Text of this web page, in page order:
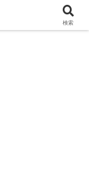
ックス）
検索